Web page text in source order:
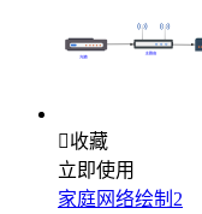
收藏
立即使用
家庭网络绘制2